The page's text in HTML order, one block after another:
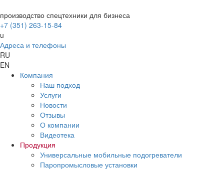
производство спецтехники для бизнеса
+7 (351) 263-15-84
u
Адреса и телефоны
RU
EN
Компания
Наш подход
Услуги
Новости
Отзывы
О компании
Видеотека
Продукция
Универсальные мобильные подогреватели
Паропромысловые установки